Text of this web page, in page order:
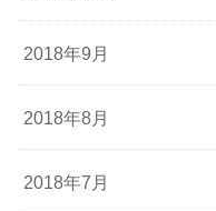
2018年9月
2018年8月
2018年7月